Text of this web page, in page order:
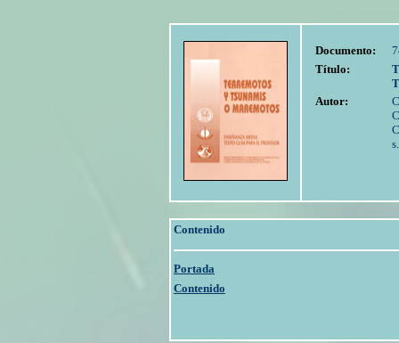
Documento:
Título:
Autor:
Contenido
Portada
Contenido